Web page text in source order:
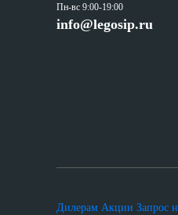
Пн-вс 9:00-19:00
info@legosip.ru
Дилерам Акции Запрос